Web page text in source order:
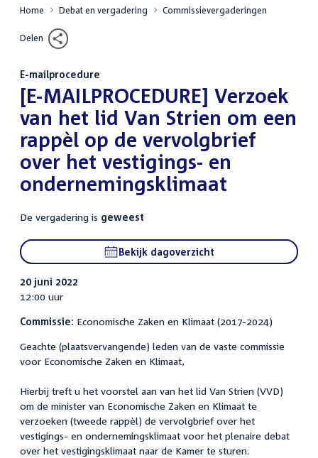
Home Debat en vergadering Commissievergaderingen
Delen
E-mailprocedure
:[E-MAILPROCEDURE] Verzoek
van het lid Van Strien om een
rappèl op de vervolgbrief
over het vestigings- en
ondernemingsklimaat
De vergadering is geweest
Bekijk dagoverzicht
20 juni 2022
12:00 uur
Commissie: Economische Zaken en Klimaat (2017-2024)
Geachte (plaatsvervangende) leden van de vaste commissie
voor Economische Zaken en Klimaat,
Hierbij treft u het voorstel aan van het lid Van Strien (VVD)
om de minister van Economische Zaken en Klimaat te
verzoeken (tweede rappèl) de vervolgbrief over het
vestigings- en ondernemingsklimaat voor het plenaire debat
over het vestigingsklimaat naar de Kamer te sturen.